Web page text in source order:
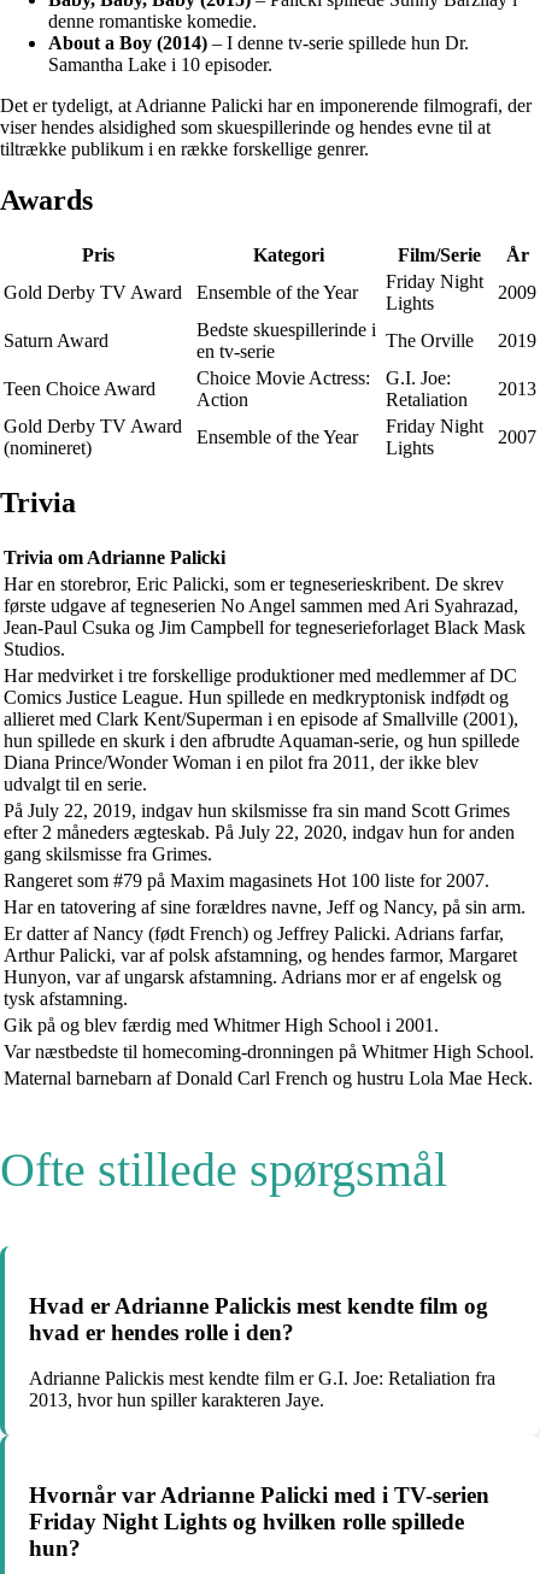
denne romantiske komedie.
About a Boy (2014) – I denne tv-serie spillede hun Dr.
Samantha Lake i 10 episoder.
Det er tydeligt, at Adrianne Palicki har en imponerende filmografi, der
viser hendes alsidighed som skuespillerinde og hendes evne til at
tiltrække publikum i en række forskellige genrer.
Awards
Pris Kategori Film/Serie
År
Gold Derby TV Award
Ensemble of the Year
Friday Night
Lights
2009
Saturn Award
Bedste skuespillerinde i
en tv-serie
The Orville 2019
Teen Choice Award
Choice Movie Actress:
Action
G.I. Joe:
Retaliation
2013
Gold Derby TV Award
(nomineret)
Ensemble of the Year
Friday Night
Lights
2007
Trivia
Trivia om Adrianne Palicki
Har en storebror, Eric Palicki, som er tegneserieskribent. De skrev
første udgave af tegneserien No Angel sammen med Ari Syahrazad,
Jean-Paul Csuka og Jim Campbell for tegneserieforlaget Black Mask
Studios.
Har medvirket i tre forskellige produktioner med medlemmer af DC
Comics Justice League. Hun spillede en medkryptonisk indfødt og
allieret med Clark Kent/Superman i en episode af Smallville (2001),
hun spillede en skurk i den afbrudte Aquaman-serie, og hun spillede
Diana Prince/Wonder Woman i en pilot fra 2011, der ikke blev
udvalgt til en serie.
På July 22, 2019, indgav hun skilsmisse fra sin mand Scott Grimes
efter 2 måneders ægteskab. På July 22, 2020, indgav hun for anden
gang skilsmisse fra Grimes.
Rangeret som #79 på Maxim magasinets Hot 100 liste for 2007.
Har en tatovering af sine forældres navne, Jeff og Nancy, på sin arm.
Er datter af Nancy (født French) og Jeffrey Palicki. Adrians farfar,
Arthur Palicki, var af polsk afstamning, og hendes farmor, Margaret
Hunyon, var af ungarsk afstamning. Adrians mor er af engelsk og
tysk afstamning.
Gik på og blev færdig med Whitmer High School i 2001.
Var næstbedste til homecoming-dronningen på Whitmer High School.
Maternal barnebarn af Donald Carl French og hustru Lola Mae Heck.
Ofte stillede spørgsmål
Hvad er Adrianne Palickis mest kendte film og
hvad er hendes rolle i den?
Adrianne Palickis mest kendte film er G.I. Joe: Retaliation fra
2013, hvor hun spiller karakteren Jaye.
Hvornår var Adrianne Palicki med i TV-serien
Friday Night Lights og hvilken rolle spillede
hun?